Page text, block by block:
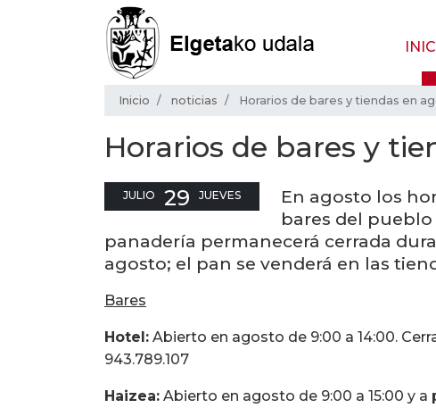
Inicio noticias Horarios de bares y tiendas en
Horarios de bares y
JULIO 29 JUEVES
En agosto los
bares del
panadería permanecerá cerrada
agosto; el pan se venderá en las
Bares
Hotel: Abierto en agosto de 9:00 a 14:00.
943.789.107
Haizea: Abierto en agosto de 9:00 a 15:00 y a